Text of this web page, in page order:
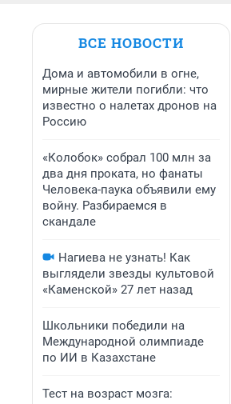
ВСЕ НОВОСТИ
Дома и автомобили в огне,
мирные жители погибли: что
известно о налетах дронов на
Россию
«Колобок» собрал 100 млн за
два дня проката, но фанаты
Человека-паука объявили ему
войну. Разбираемся в
скандале
Нагиева не узнать! Как
выглядели звезды культовой
«Каменской» 27 лет назад
Школьники победили на
Международной олимпиаде
по ИИ в Казахстане
Тест на возраст мозга: